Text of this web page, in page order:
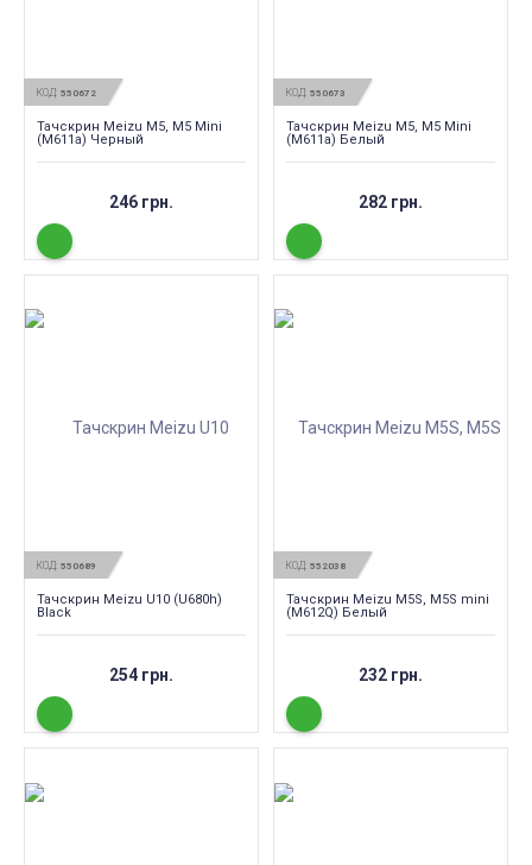
КОД: 550672
Тачскрин Meizu M5, M5 Mini
(M611a) Черный
246 грн.
КОД: 550673
Тачскрин Meizu M5, M5 Mini
(M611a) Белый
282 грн.
КОД: 550689
Тачскрин Meizu U10 (U680h)
Black
254 грн.
КОД: 552038
Тачскрин Meizu M5S, M5S mini
(M612Q) Белый
232 грн.